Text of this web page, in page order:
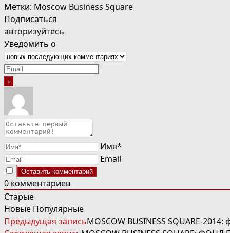
Метки: Moscow Business Square
Подписаться
авторизуйтесь
Уведомить о
Имя*
Email
0 комментариев
Старые
Новые Популярные
ЧИТАТЬ
ДАЛЕЕ
Предыдущая записьMOSCOW BUSINESS SQUARE-